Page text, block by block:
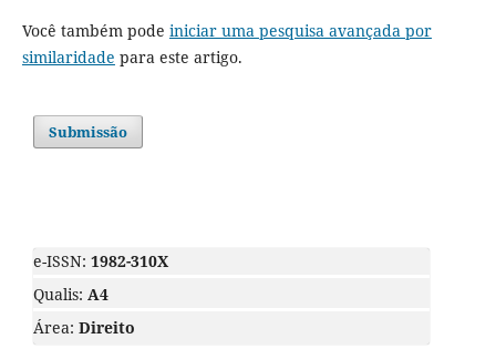
Você também pode iniciar uma pesquisa avançada por
similaridade para este artigo.
Submissão
e-ISSN: 1982-310X
Qualis: A4
Área: Direito